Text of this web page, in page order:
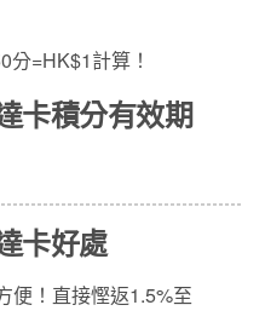
=HK$1計算！
卡積分有效期
卡好處
便！直接慳返1.5%至